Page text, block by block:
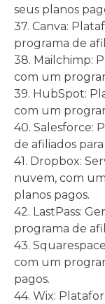
seus planos
37. Canva:
programa de
38. Mailchimp:
com um
39. HubSpot:
com um
40. Salesforce:
de afiliados
41. Dropbox:
nuvem, com
planos pagos.
42. LastPass:
programa de
43.
com um
pagos.
44. Wix: